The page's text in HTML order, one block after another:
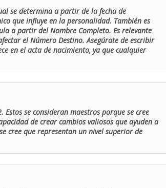
se determina a partir de la fecha de
que influye en la personalidad. También es
a partir del Nombre Completo. Es relevante
el Número Destino. Asegúrate de escribir
en el acta de nacimiento, ya que cualquier
se consideran maestros porque se cree
de crear cambios valiosos que ayuden a
cree que representan un nivel superior de